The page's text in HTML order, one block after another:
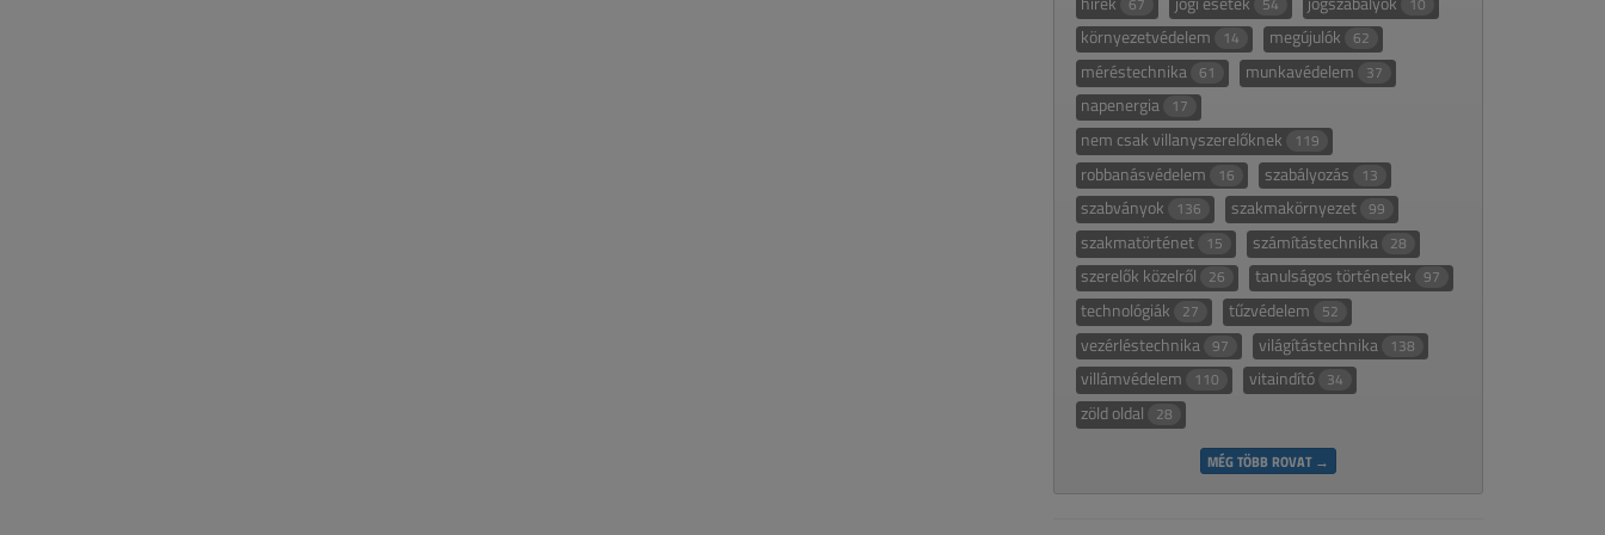
környezetvédelem 14 megújulók 62
méréstechnika 61 munkavédelem 37
napenergia 17
nem csak villanyszerelőknek 119
robbanásvédelem 16 szabályozás 13
szabványok 136 szakmakörnyezet 99
szakmatörténet 15 számítástechnika 28
szerelők közelről 26 tanulságos történetek 97
technológiák 27 tűzvédelem 52
vezérléstechnika 97 világítástechnika 138
villámvédelem 110 vitaindító 34
zöld oldal 28
MÉG TÖBB ROVAT →